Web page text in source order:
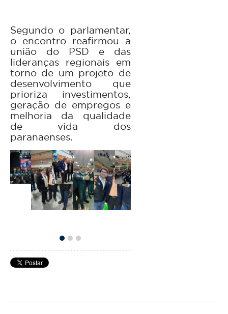
Segundo o parlamentar,
o encontro reafirmou a
união do PSD e das
lideranças regionais em
torno de um projeto de
desenvolvimento que
prioriza investimentos,
geração de empregos e
melhoria da qualidade
de vida dos
paranaenses.